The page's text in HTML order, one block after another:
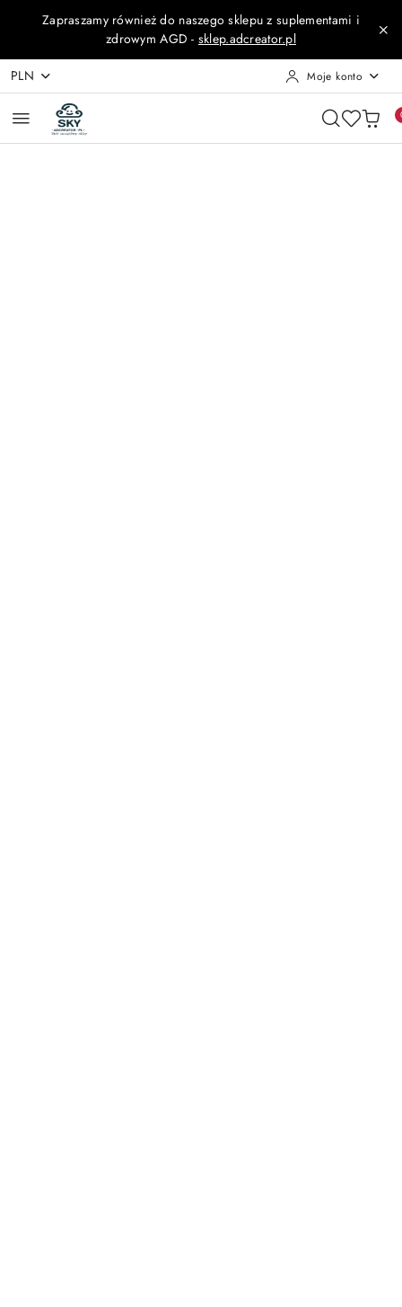
Przejdź do treści głównej
Przejdź do wyszukiwarki
Przejdź do moje konto
Przejdź do menu głównego
Przejdź do opisu produktu
Przejdź do stopki
Zapraszamy również do naszego sklepu z suplementami i
zdrowym AGD - sklep.adcreator.pl
PLN Moje konto